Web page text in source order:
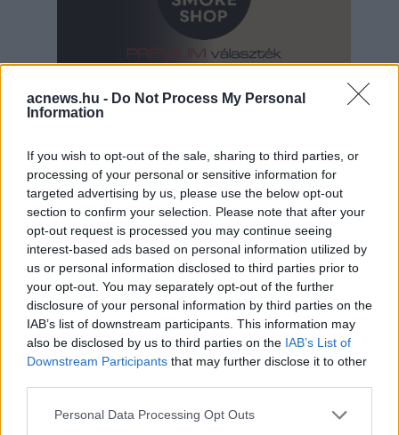
acnews.hu - Do Not Process My Personal
Information
If you wish to opt-out of the sale, sharing to third parties, or
processing of your personal or sensitive information for
targeted advertising by us, please use the below opt-out
section to confirm your selection. Please note that after your
opt-out request is processed you may continue seeing
interest-based ads based on personal information utilized by
us or personal information disclosed to third parties prior to
your opt-out. You may separately opt-out of the further
disclosure of your personal information by third parties on the
IAB’s list of downstream participants. This information may
also be disclosed by us to third parties on the IAB’s List of
Downstream Participants that may further disclose it to other
Please note that this website/app uses one or more Google
Personal Data Processing Opt Outs
Hirdetés